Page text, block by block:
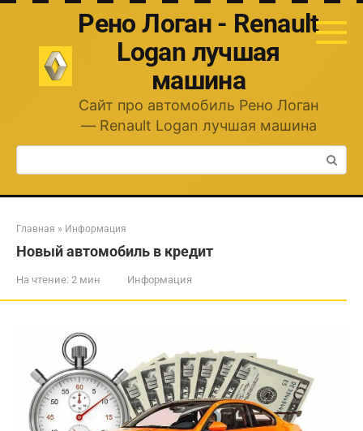
Перейти
Рено Логан - Renault
Logan лучшая
машина
Сайт про автомобиль Рено Логан
— Renault Logan лучшая машина
Поиск:
Главная » Информация
Новый автомобиль в кредит
На чтение: 2 мин Информация